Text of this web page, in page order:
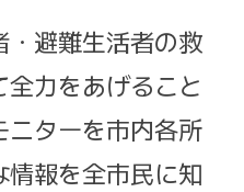
避難生活者の救
力をあげること
ターを市内各所
情報を全市民に知